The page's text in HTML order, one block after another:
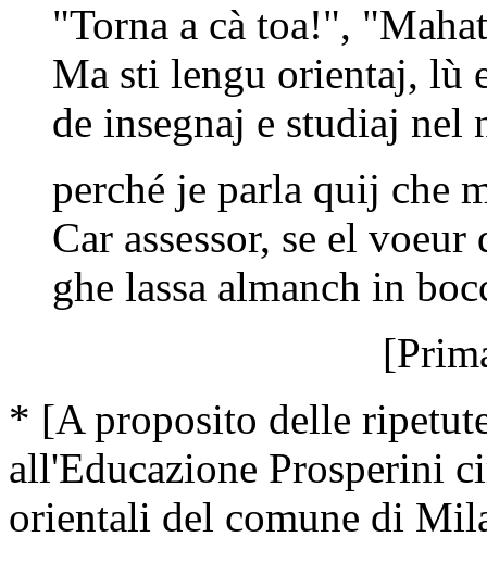
"Torna a cà toa!",
Ma sti lengu orientaj, lù
de insegnaj e studiaj nel
perché je parla quij che
Car assessor, se el
ghe lassa almanch in
* [A proposito delle
all'Educazione Prosperini
orientali del comune di